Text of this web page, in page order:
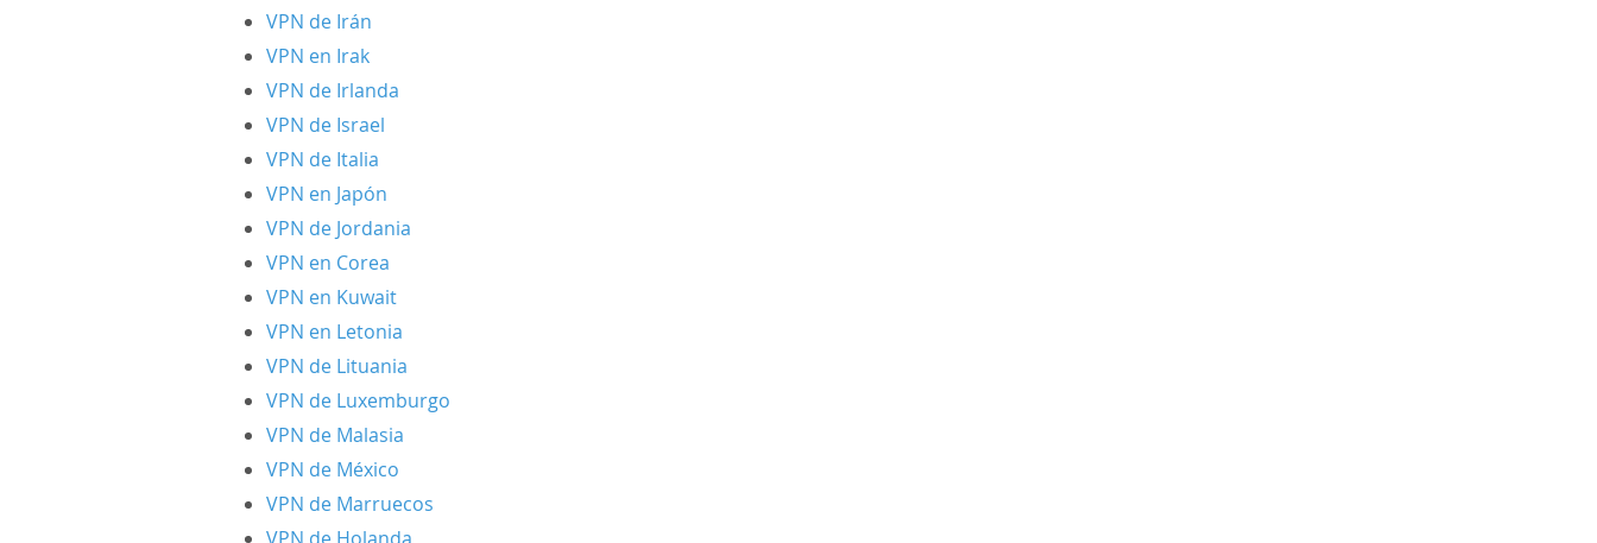
VPN de Irán
VPN en Irak
VPN de Irlanda
VPN de Israel
VPN de Italia
VPN en Japón
VPN de Jordania
VPN en Corea
VPN en Kuwait
VPN en Letonia
VPN de Lituania
VPN de Luxemburgo
VPN de Malasia
VPN de México
VPN de Marruecos